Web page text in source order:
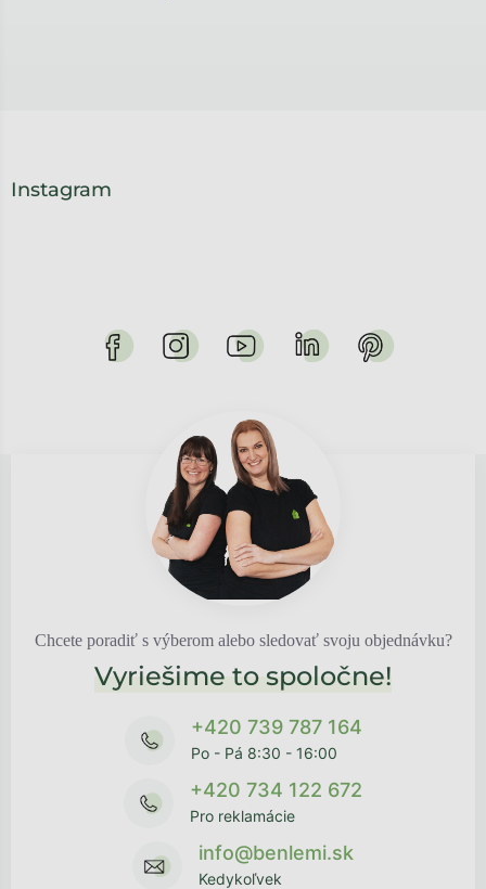
Instagram
Chcete poradiť s výberom alebo sledovať svoju objednávku?
Vyriešime to spoločne!
+420 739 787 164
Po - Pá 8:30 - 16:00
+420 734 122 672
Pro reklamácie
info@benlemi.sk
Kedykoľvek